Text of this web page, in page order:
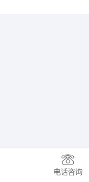
电话咨询